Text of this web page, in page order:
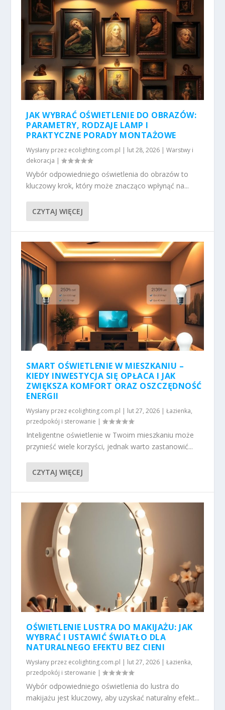
JAK WYBRAĆ OŚWIETLENIE DO OBRAZÓW:
PARAMETRY, RODZAJE LAMP I
PRAKTYCZNE PORADY MONTAŻOWE
Wysłany przez ecolighting.com.pl | lut 28, 2026 |Warstwy i
dekoracja |
Wybór odpowiedniego oświetlenia do obrazów to
kluczowy krok, który może znacząco wpłynąć na...
CZYTAJ WIĘCEJ
SMART OŚWIETLENIE W MIESZKANIU –
KIEDY INWESTYCJA SIĘ OPŁACA I JAK
ZWIĘKSZA KOMFORT ORAZ OSZCZĘDNOŚĆ
ENERGII
Wysłany przez ecolighting.com.pl | lut 27, 2026 |Łazienka,
przedpokój i sterowanie |
Inteligentne oświetlenie w Twoim mieszkaniu może
przynieść wiele korzyści, jednak warto zastanowić...
CZYTAJ WIĘCEJ
OŚWIETLENIE LUSTRA DO MAKIJAŻU: JAK
WYBRAĆ I USTAWIĆ ŚWIATŁO DLA
NATURALNEGO EFEKTU BEZ CIENI
Wysłany przez ecolighting.com.pl | lut 27, 2026 |Łazienka,
przedpokój i sterowanie |
Wybór odpowiedniego oświetlenia do lustra do
makijażu jest kluczowy, aby uzyskać naturalny efekt...